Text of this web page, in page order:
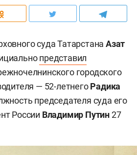
суда Татарстана Азат
представил
городского
— 52-летнегоРадика
председателя суда его
России Владимир Путин27